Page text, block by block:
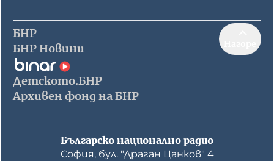
БНР
БНР Новини
Детското.БНР
Архивен фонд на БНР
Българско национално радио
София, бул. "Драган Цанков" 4